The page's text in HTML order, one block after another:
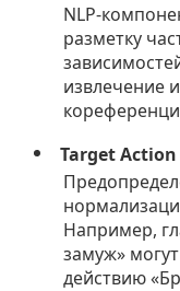
NLP-
разметку
извлечение
Target
Например,
замуж»
действию